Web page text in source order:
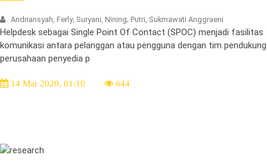
: Andriansyah, Ferly; Suryani, Nining; Putri, Sukmawati Anggraeni
Helpdesk sebagai Single Point Of Contact (SPOC) menjadi fasilitas
komunikasi antara pelanggan atau pengguna dengan tim pendukung
perusahaan penyedia p
14 Mar 2020, 01:10 644